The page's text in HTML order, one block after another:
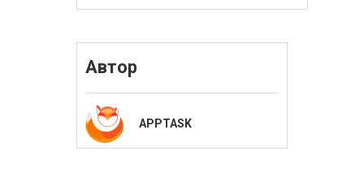
Автор
APPTASK